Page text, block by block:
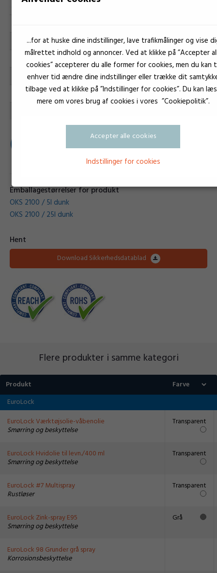
Anvendelse
Korrosionsbeskyttelse
Type
Olie
Farve:
Beige
Temperaturområde:
-40°C til 70°C
Emballagestørrelser for produkt
OKS 2100 / 5l dunk
OKS 2100 / 25l dunk
Hent
Download Sikkerhedsdatablad
Flere produkter i samme kategori
Produkt
EuroLock
EuroLock Værktøjsolie-våbenolie
Smørring og beskyttelse
Transparent
EuroLock Hvidolie til levn./400 ml
Smørring og beskyttelse
Transparent
EuroLock #7 Multispray
Rustløser
Transparent
EuroLock Zink-spray E95
Smørring og beskyttelse
Grå
EuroLock 98 Grunder grå spray
Korrosionsbeskyttelse
...for at huske dine indstillinger, lave trafikmålinger og vise
målrettet indhold og annoncer. Ved at klikke på ”Accepter
cookies” accepterer du alle former for cookies, men du kan
enhver tid ændre dine indstillinger eller trække dit
tilbage ved at klikke på ”Indstillinger for cookies”. Du kan
mere om vores brug af cookies i vores ”Cookiepolitik”.
Accepter alle cookies
Indstillinger for cookies